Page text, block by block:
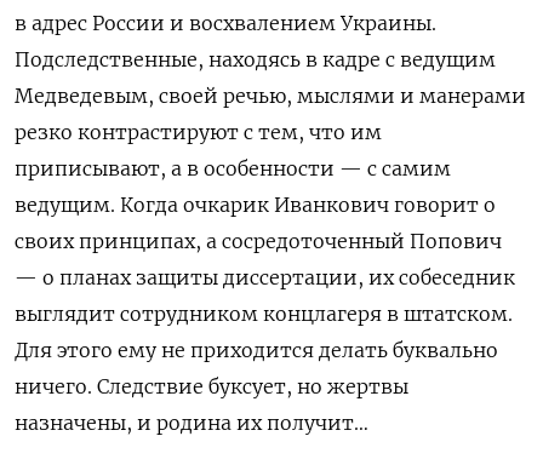
в адрес России и восхвалением Украины.
Подследственные, находясь в кадре с ведущим
Медведевым, своей речью, мыслями и манерами
резко контрастируют с тем, что им
приписывают, а в особенности — с самим
ведущим. Когда очкарик Иванкович говорит о
своих принципах, а сосредоточенный Попович
— о планах защиты диссертации, их собеседник
выглядит сотрудником концлагеря в штатском.
Для этого ему не приходится делать буквально
ничего. Следствие буксует, но жертвы
назначены, и родина их получит…